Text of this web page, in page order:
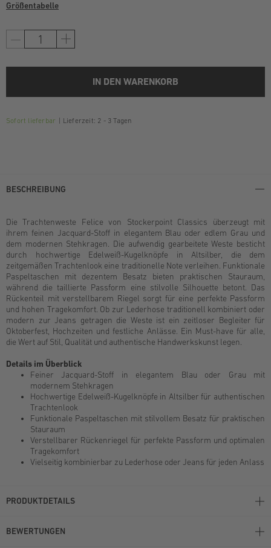
Größentabelle
IN DEN WARENKORB
Sofort lieferbar Lieferzeit: 2 - 3 Tagen
BESCHREIBUNG
Die Trachtenweste Felice von Stockerpoint Classics überzeugt mit
ihrem feinen Jacquard-Stoff in elegantem Blau oder edlem Grau und
dem modernen Stehkragen. Die aufwendig gearbeitete Weste besticht
durch hochwertige Edelweiß-Kugelknöpfe in Altsilber, die dem
zeitgemäßen Trachtenlook eine traditionelle Note verleihen. Funktionale
Paspeltaschen mit dezentem Besatz bieten praktischen Stauraum,
während die taillierte Passform eine stilvolle Silhouette betont. Das
Rückenteil mit verstellbarem Riegel sorgt für eine perfekte Passform
und hohen Tragekomfort. Ob zur Lederhose traditionell kombiniert oder
modern zur Jeans getragen die Weste ist ein zeitloser Begleiter für
Oktoberfest, Hochzeiten und festliche Anlässe. Ein Must-have für alle,
die Wert auf Stil, Qualität und authentische Handwerkskunst legen.
Details im Überblick
Feiner Jacquard-Stoff in elegantem Blau oder Grau mit
modernem Stehkragen
Hochwertige Edelweiß-Kugelknöpfe in Altsilber für authentischen
Trachtenlook
Funktionale Paspeltaschen mit stilvollem Besatz für praktischen
Stauraum
Verstellbarer Rückenriegel für perfekte Passform und optimalen
Tragekomfort
Vielseitig kombinierbar zu Lederhose oder Jeans für jeden Anlass
PRODUKTDETAILS
BEWERTUNGEN